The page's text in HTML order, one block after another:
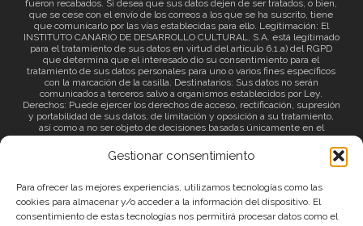
Gestionar consentimiento
Para ofrecer las mejores experiencias, utilizamos tecnologías como las
cookies para almacenar y/o acceder a la información del dispositivo. El
consentimiento de estas tecnologías nos permitirá procesar datos como el
fueron recabados. Si desea que sus datos dejen de ser tratados, o bien,
que se cese con el envío de los correos a los que se ha suscrito, tiene
que comunicarlo por las vías establecidas para ello. Legitimación: El
INSTITUTO CANARIO DE DESARROLLO CULTURAL, S.A. está legitimado
para el tratamiento de sus datos en virtud del artículo 6.1.a) del RGPD
que determina que el interesado dio su consentimiento para el
tratamiento de sus datos personales para uno o varios fines específicos
con la marcación de la casilla. Destinatarios: Sus datos no serán
comunicados a terceros salvo a organismos establecidos por Ley.
Derechos: Puede ejercer los derechos de acceso, rectificación, supresión
y portabilidad de sus datos, de limitación y oposición a su tratamiento,
así como a no ser objeto de decisiones basadas únicamente en el
tratamiento automatizado de sus datos y revocar el consentimiento
prestado. Información adicional: Puede consultar la información adicional
a través del siguienteenlace.